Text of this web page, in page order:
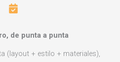
de punta a punta
(layout + estilo + materiales),